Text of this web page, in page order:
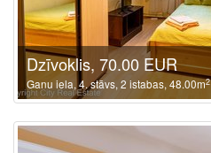
Dzīvoklis, 70.00 EUR
Ganu iela, 4. stāvs, 2 istabas, 48.00m2